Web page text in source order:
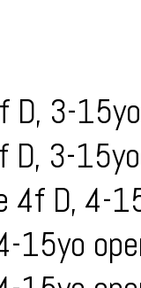
D, 3-
D, 3-
4f D, 4-
15yo